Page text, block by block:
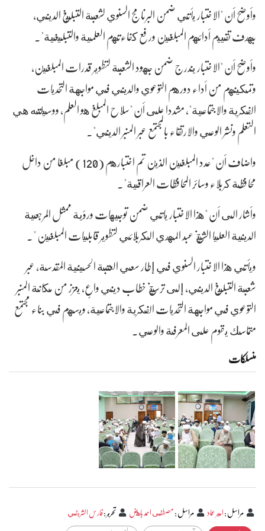
وأوضح أن "الاختبار يأتي ضمن البرنامج السنوي لشعبة التبليغ الديني،
بهدف تقييم أدائهم المبلغين ورفع كفاءتهم العلمية والتبليغية".
وأوضح أن "الاختبار يندرج ضمن جهود الشعبة لتطوير قدرات المبلغين،
وتمكينهم من أداء دورهم التوعوي والديني في مواجهة التحديات
الفكرية والاجتماعية"، مشددا على أن "سلاح المبلغ هو العلم، ووسيلته هي
التعلم ونشر الوعي والارتقاء بالمجتمع عبر المنبر الديني".
واضاف أن "عدد المبلغين الذين تم اختبارهم (120) مبلغا من داخل
محافظة كربلاء وسائر المحافظات العراقية".
وأشار الى أن "هذا الاختبار ياتي ضمن توجيهات ورؤية ممثل المرجعية
الدينية العليا الشيخ عبد المهدي الكربلائي لتطوير قابليات المبلغين ".
ويأتي هذا الاختبار السنوي في إطار سعي العتبة الحسينية المقدسة، عبر
شعبة التبليغ الديني، إلى ترسيخ خطاب ديني واعٍ، يعزز من مكانة المنبر
التوعوي في مواجهة التحديات الفكرية والاجتماعية، ويسهم في بناء مجتمع
متماسك يقوم على المعرفة والوعي.
منسلکات
مراسل:امير عماد مراسل:مصطفى احمد باهض تحرير:فارس الشريفي